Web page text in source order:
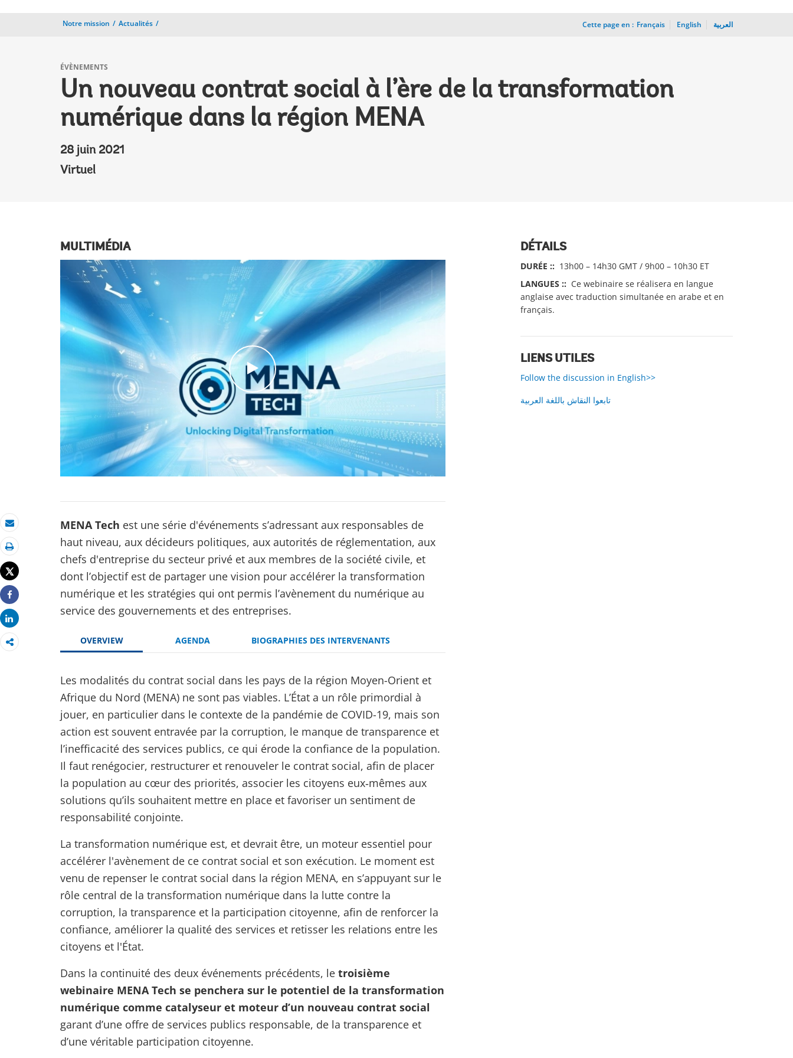
Notre mission Actualités Cette page en : Français English العربية
ÉVÈNEMENTS
Un nouveau contrat social à l’ère de la transformation
numérique dans la région MENA
28 juin 2021
Virtuel
Email
Imprimer
Tweet
Share
Share
MULTIMÉDIA
c
l
i
c
k
MENA Tech est une série d'événements s’adressant aux responsables de
haut niveau, aux décideurs politiques, aux autorités de réglementation, aux
chefs d'entreprise du secteur privé et aux membres de la société civile, et
dont l’objectif est de partager une vision pour accélérer la transformation
numérique et les stratégies qui ont permis l’avènement du numérique au
service des gouvernements et des entreprises.
OVERVIEW AGENDA BIOGRAPHIES DES INTERVENANTS
Les modalités du contrat social dans les pays de la région Moyen-Orient et
Afrique du Nord (MENA) ne sont pas viables. L’État a un rôle primordial à
jouer, en particulier dans le contexte de la pandémie de COVID-19, mais son
action est souvent entravée par la corruption, le manque de transparence et
l’inefficacité des services publics, ce qui érode la confiance de la population.
Il faut renégocier, restructurer et renouveler le contrat social, afin de placer
la population au cœur des priorités, associer les citoyens eux‑mêmes aux
solutions qu’ils souhaitent mettre en place et favoriser un sentiment de
responsabilité conjointe.
La transformation numérique est, et devrait être, un moteur essentiel pour
accélérer l'avènement de ce contrat social et son exécution. Le moment est
venu de repenser le contrat social dans la région MENA, en s’appuyant sur le
rôle central de la transformation numérique dans la lutte contre la
corruption, la transparence et la participation citoyenne, afin de renforcer la
confiance, améliorer la qualité des services et retisser les relations entre les
citoyens et l'État.
Dans la continuité des deux événements précédents, le troisième
webinaire MENA Tech se penchera sur le potentiel de la transformation
numérique comme catalyseur et moteur d’un nouveau contrat social
garant d’une offre de services publics responsable, de la transparence et
d’une véritable participation citoyenne.
DÉTAILS
DURÉE :: 13h00 – 14h30 GMT / 9h00 – 10h30 ET
LANGUES :: Ce webinaire se réalisera en langue
anglaise avec traduction simultanée en arabe et en
français.
LIENS UTILES
Follow the discussion in English>>
تابعوا النقاش باللغة العربية